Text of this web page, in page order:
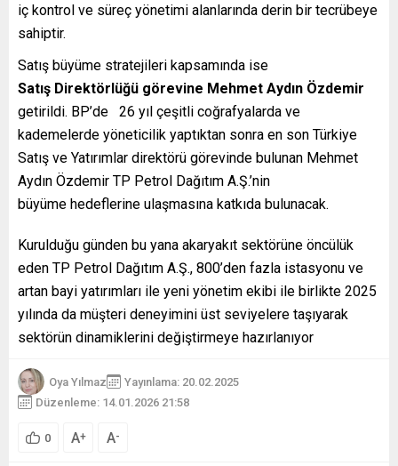
iç kontrol ve süreç yönetimi alanlarında derin bir tecrübeye
sahiptir.
Satış büyüme stratejileri kapsamında ise
Satış Direktörlüğü görevine Mehmet Aydın Özdemir
getirildi. BP’de 26 yıl çeşitli coğrafyalarda ve
kademelerde yöneticilik yaptıktan sonra en son Türkiye
Satış ve Yatırımlar direktörü görevinde bulunan Mehmet
Aydın Özdemir TP Petrol Dağıtım A.Ş.’nin
büyüme hedeflerine ulaşmasına katkıda bulunacak.
Kurulduğu günden bu yana akaryakıt sektörüne öncülük
eden TP Petrol Dağıtım A.Ş., 800’den fazla istasyonu ve
artan bayi yatırımları ile yeni yönetim ekibi ile birlikte 2025
yılında da müşteri deneyimini üst seviyelere taşıyarak
sektörün dinamiklerini değiştirmeye hazırlanıyor
Oya Yılmaz
Yayınlama: 20.02.2025
Düzenleme: 14.01.2026 21:58
0 A+ A-